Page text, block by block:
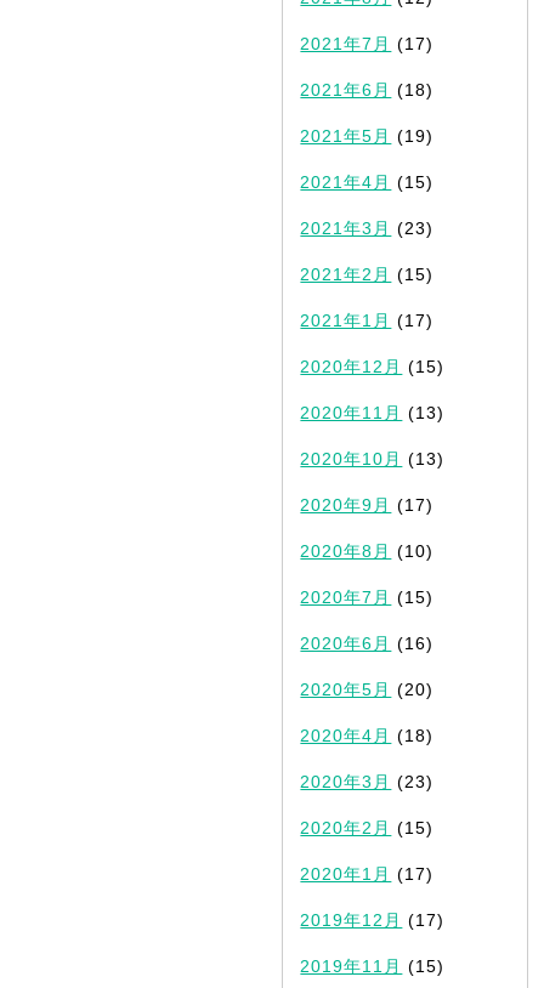
2021年7月 (17)
2021年6月 (18)
2021年5月 (19)
2021年4月 (15)
2021年3月 (23)
2021年2月 (15)
2021年1月 (17)
2020年12月 (15)
2020年11月 (13)
2020年10月 (13)
2020年9月 (17)
2020年8月 (10)
2020年7月 (15)
2020年6月 (16)
2020年5月 (20)
2020年4月 (18)
2020年3月 (23)
2020年2月 (15)
2020年1月 (17)
2019年12月 (17)
2019年11月 (15)